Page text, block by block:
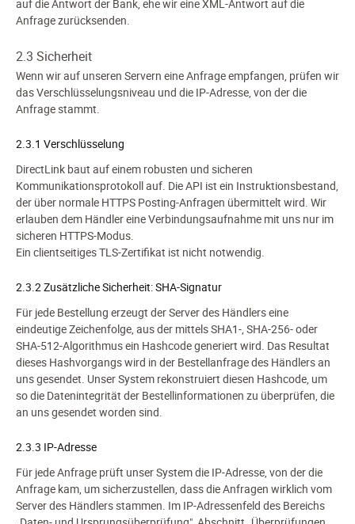
auf die Antwort der Bank, ehe wir eine XML-Antwort auf die
Anfrage zurücksenden.
2.3 Sicherheit
Wenn wir auf unseren Servern eine Anfrage empfangen, prüfen wir
das Verschlüsselungsniveau und die IP-Adresse, von der die
Anfrage stammt.
2.3.1 Verschlüsselung
DirectLink baut auf einem robusten und sicheren
Kommunikationsprotokoll auf. Die API ist ein Instruktionsbestand,
der über normale HTTPS Posting-Anfragen übermittelt wird. Wir
erlauben dem Händler eine Verbindungsaufnahme mit uns nur im
sicheren HTTPS-Modus.
Ein clientseitiges TLS-Zertifikat ist nicht notwendig.
2.3.2 Zusätzliche Sicherheit: SHA-Signatur
Für jede Bestellung erzeugt der Server des Händlers eine
eindeutige Zeichenfolge, aus der mittels SHA1-, SHA-256- oder
SHA-512-Algorithmus ein Hashcode generiert wird. Das Resultat
dieses Hashvorgangs wird in der Bestellanfrage des Händlers an
uns gesendet. Unser System rekonstruiert diesen Hashcode, um
so die Datenintegrität der Bestellinformationen zu überprüfen, die
an uns gesendet worden sind.
2.3.3 IP-Adresse
Für jede Anfrage prüft unser System die IP-Adresse, von der die
Anfrage kam, um sicherzustellen, dass die Anfragen wirklich vom
Server des Händlers stammen. Im IP-Adressenfeld des Bereichs